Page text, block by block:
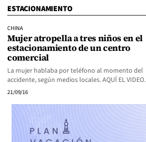
ESTACIONAMIENTO
CHINA
Mujer atropella a tres niños en el
estacionamiento de un centro
comercial
La mujer hablaba por teléfono al momento del
accidente, según medios locales. AQUÍ EL VIDEO.
21/09/16